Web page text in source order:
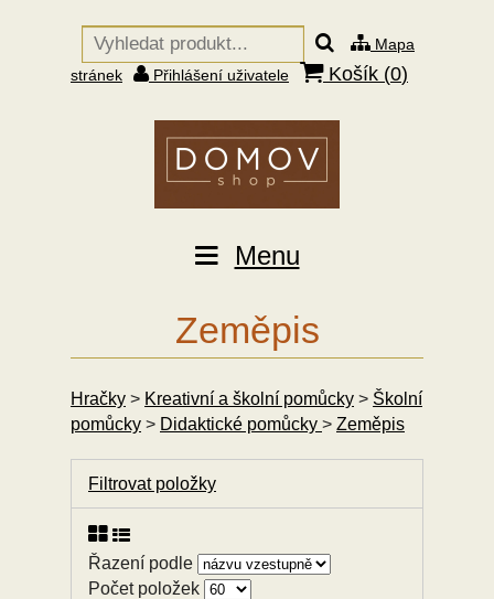
Mapa
stránek
Přihlášení uživatele Košík (0)
Menu
Zeměpis
Hračky > Kreativní a školní pomůcky > Školní
pomůcky > Didaktické pomůcky > Zeměpis
Filtrovat položky
Řazení podle
Počet položek